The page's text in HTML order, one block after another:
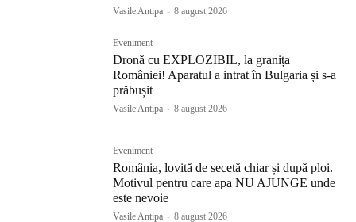
Vasile Antipa - 8 august 2026
Eveniment
Dronă cu EXPLOZIBIL, la granița
României! Aparatul a intrat în Bulgaria și s-a
prăbușit
Vasile Antipa - 8 august 2026
Eveniment
România, lovită de secetă chiar și după ploi.
Motivul pentru care apa NU AJUNGE unde
este nevoie
Vasile Antipa - 8 august 2026